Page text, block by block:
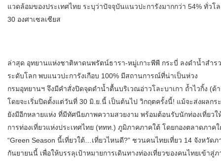
แวดล้อมของประเทศไทย ระบุว่าปัจจุบันแนวปะการังมากกว่า 54% ทั่ว
30 องศาเซลเซียส
ล่าสุด อุทยานแห่งชาติหาดนพรัตน์ธารา-หมู่เกาะพีพี กระบี่ ลงดำน้ำสำร
ระดับโลก พบแนวปะการังเกือบ 100% มีสถานการณ์ที่น่าเป็นห่วง
กรมอุทยานฯ จึงมีคำสั่งปิดจุดดำน้ำตื้นบริเวณอ่าวโละบาเกา ถ้ำไวกิ้ง (
โดยจะเริ่มปิดตั้งแต่วันที่ 30 มิ.ย.นี้ เป็นต้นไป วิกฤตครั้งนี้! แม้จะส่งผลก
ยังมีอีกหลายแห่ง ที่มีทัศนียภาพความสวยงาม พร้อมต้อนรับนักท่องเที่ยว
การท่องเที่ยวแห่งประเทศไทย (ททท.) ภูมิภาคภาคใต้ โดยกองตลาดภา
“Green Season นี้เที่ยวใต้…เที่ยวไหนดี?” ชวนคนไทยเที่ยว 14 จังหวั
กันยายนนี้ เพื่อให้บรรลุเป้าหมายการเดินทางท่องเที่ยวของคนไทยเข้า